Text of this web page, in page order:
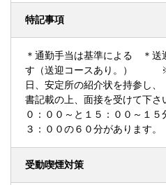
特記事項
＊通勤手当は基準による ＊送
す（送迎コースあり。） ※
日、安定所の紹介状を持参し
書記載の上、面接を受けて下
０：００～と１５：００～１５
３：００の６０分があります。
受動喫煙対策